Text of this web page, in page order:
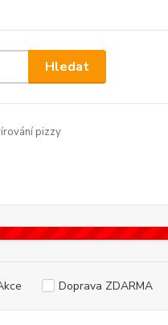
Hledat
pizzy
Doprava ZDARMA